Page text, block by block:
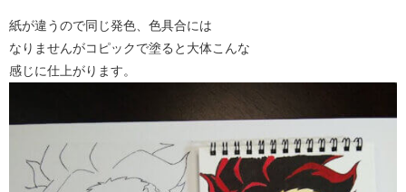
紙が違うので同じ発色、色具合には
なりませんがコピックで塗ると大体こんな
感じに仕上がります。